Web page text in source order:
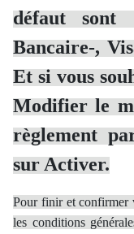
défaut
Bancaire-,
Et si vous
Modifier le
règlement
sur Activer.
Pour finir et confirmer
les conditions